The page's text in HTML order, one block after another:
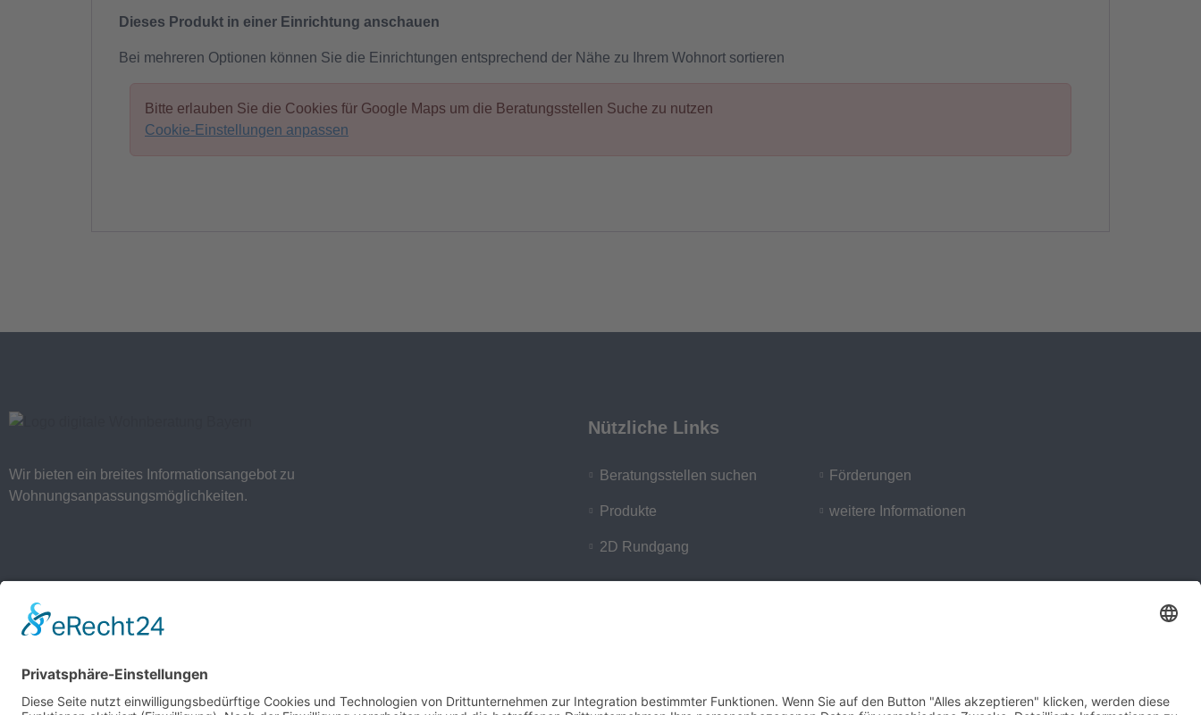
Dieses Produkt in einer Einrichtung anschauen
Bei mehreren Optionen können Sie die Einrichtungen entsprechend der Nähe zu Ihrem Wohnort sortieren
Bitte erlauben Sie die Cookies für Google Maps um die Beratungsstellen Suche zu nutzen
Cookie-Einstellungen anpassen
Wir bieten ein breites Informationsangebot zu
Wohnungsanpassungsmöglichkeiten.
Nützliche Links
Beratungsstellen suchen
Produkte
2D Rundgang
Förderungen
weitere Informationen